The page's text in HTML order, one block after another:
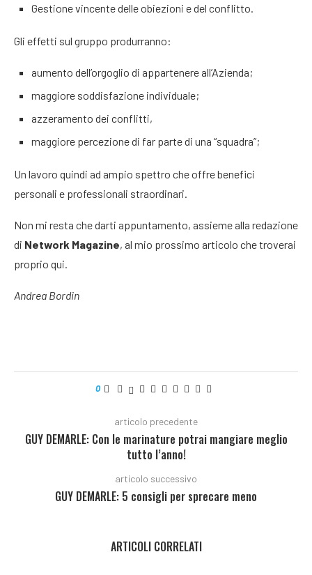
Gestione vincente delle obiezioni e del conflitto.
Gli effetti sul gruppo produrranno:
aumento dell’orgoglio di appartenere all’Azienda;
maggiore soddisfazione individuale;
azzeramento dei conflitti,
maggiore percezione di far parte di una “squadra”;
Un lavoro quindi ad ampio spettro che offre benefici
personali e professionali straordinari.
Non mi resta che darti appuntamento, assieme alla redazione
di Network Magazine, al mio prossimo articolo che troverai
proprio qui.
Andrea Bordin
0
articolo precedente
GUY DEMARLE: Con le marinature potrai mangiare meglio
tutto l’anno!
articolo successivo
GUY DEMARLE: 5 consigli per sprecare meno
ARTICOLI CORRELATI